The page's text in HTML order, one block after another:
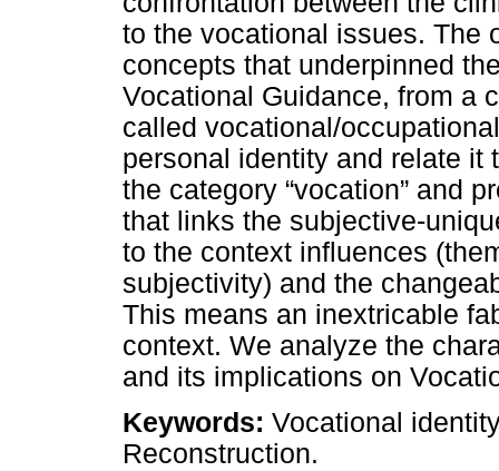
to the vocational issues. The
concepts that underpinned
Vocational Guidance, from a
called vocational/
personal identity and relate it
the category “vocation” and
that links the subjective-
to the context influences
subjectivity) and the
This means an inextricable
context. We analyze the
and its implications on
Keywords: Vocational
Reconstruction.